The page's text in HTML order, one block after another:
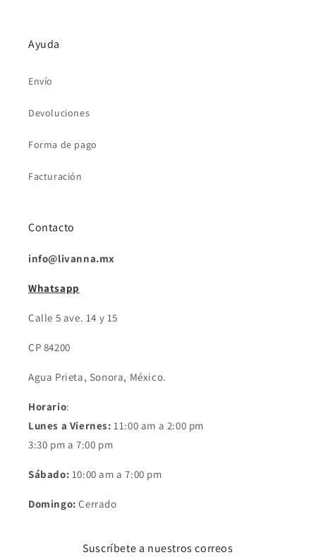
Ayuda
Envío
Devoluciones
Forma de pago
Facturación
Contacto
info@livanna.mx
Whatsapp
Calle 5 ave. 14 y 15
CP 84200
Agua Prieta, Sonora, México.
Horario:
Lunes a Viernes: 11:00 am a 2:00 pm
3:30 pm a 7:00 pm
Sábado: 10:00 am a 7:00 pm
Domingo: Cerrado
Suscríbete a nuestros correos